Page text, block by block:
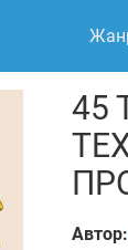
45
Автор: